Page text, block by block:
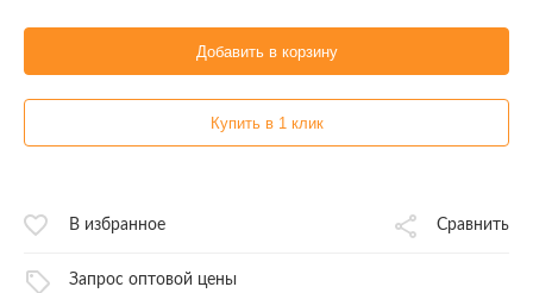
Добавить в корзину
Купить в 1 клик
В избранное Сравнить
Запрос оптовой цены